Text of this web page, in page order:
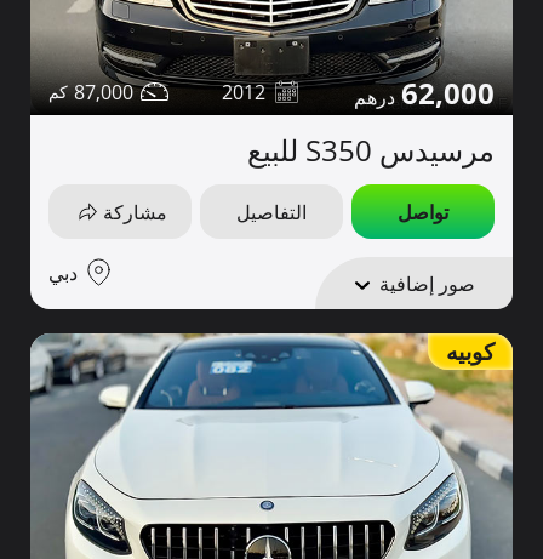
62,000
2012
87,000
مرسيدس S350 للبيع
تواصل التفاصيل مشاركة
صور إضافية دبي
كوبيه